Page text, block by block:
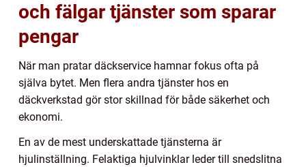
och fälgar tjänster som sparar
pengar
När man pratar däckservice hamnar fokus ofta på
själva bytet. Men flera andra tjänster hos en
däckverkstad gör stor skillnad för både säkerhet och
ekonomi.
En av de mest underskattade tjänsterna är
hjulinställning. Felaktiga hjulvinklar leder till snedslitna